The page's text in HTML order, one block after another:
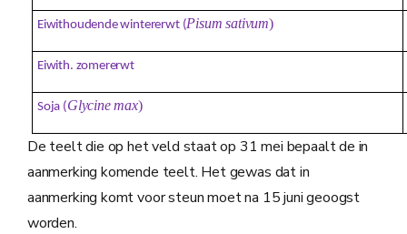
Eiwithoudende wintererwt (Pisum sativum)
Eiwith. zomererwt
Soja (Glycine max)
De teelt die op het veld staat op 31 mei bepaalt de in
aanmerking komende teelt. Het gewas dat in
aanmerking komt voor steun moet na 15 juni geoogst
worden.